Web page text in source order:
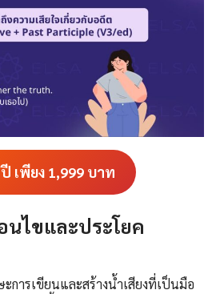
เพียง 1,999 บาท
นไขและประโยค
การเขียนและสร้างน้ำเสียงที่เป็นมือ